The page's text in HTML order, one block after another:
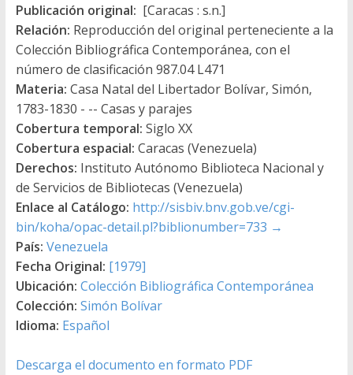
Publicación original: [Caracas : s.n.]
Relación: Reproducción del original perteneciente a la
Colección Bibliográfica Contemporánea, con el
número de clasificación 987.04 L471
Materia: Casa Natal del Libertador Bolívar, Simón,
1783-1830 - -- Casas y parajes
Cobertura temporal: Siglo XX
Cobertura espacial: Caracas (Venezuela)
Derechos: Instituto Autónomo Biblioteca Nacional y
de Servicios de Bibliotecas (Venezuela)
Enlace al Catálogo: http://sisbiv.bnv.gob.ve/cgi-
bin/koha/opac-detail.pl?biblionumber=733 →
País: Venezuela
Fecha Original: [1979]
Ubicación: Colección Bibliográfica Contemporánea
Colección: Simón Bolívar
Idioma: Español
Descarga el documento en formato PDF